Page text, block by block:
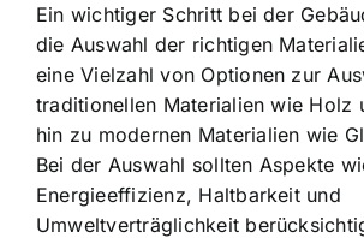
Ein wichtiger Schritt bei der
die Auswahl der richtigen
eine Vielzahl von Optionen zur
traditionellen Materialien wie Holz
hin zu modernen Materialien wie
Bei der Auswahl sollten Aspekte
Energieeffizienz, Haltbarkeit und
Umweltverträglichkeit